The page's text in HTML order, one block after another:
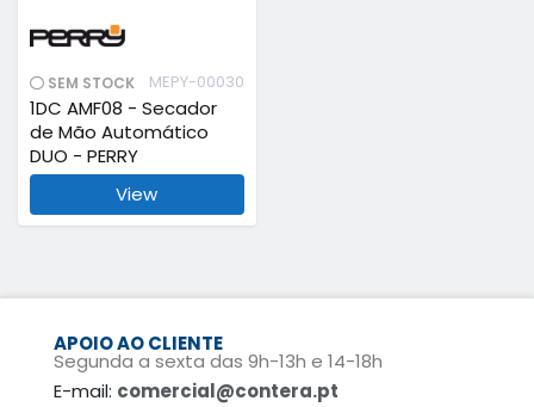
SEM STOCK MEPY-00030
1DC AMF08 - Secador
de Mão Automático
DUO - PERRY
View
APOIO AO CLIENTE
Segunda a sexta das 9h-13h e 14-18h
E-mail: comercial@contera.pt